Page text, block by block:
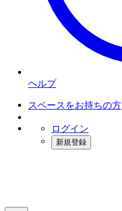
ヘルプ
スペースをお持ちの方
ログイン
新規登録